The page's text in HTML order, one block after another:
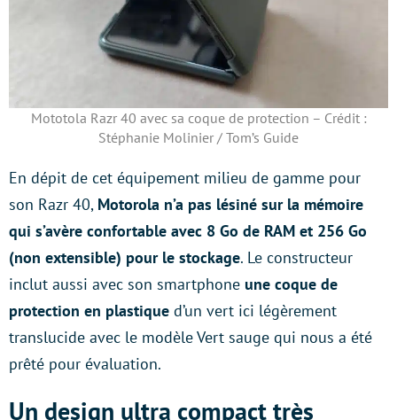
Mototola Razr 40 avec sa coque de protection – Crédit :
Stéphanie Molinier / Tom’s Guide
En dépit de cet équipement milieu de gamme pour
son Razr 40, Motorola n’a pas lésiné sur la mémoire
qui s’avère confortable avec 8 Go de RAM et 256 Go
(non extensible) pour le stockage. Le constructeur
inclut aussi avec son smartphone une coque de
protection en plastique d’un vert ici légèrement
translucide avec le modèle Vert sauge qui nous a été
prêté pour évaluation.
Un design ultra compact très